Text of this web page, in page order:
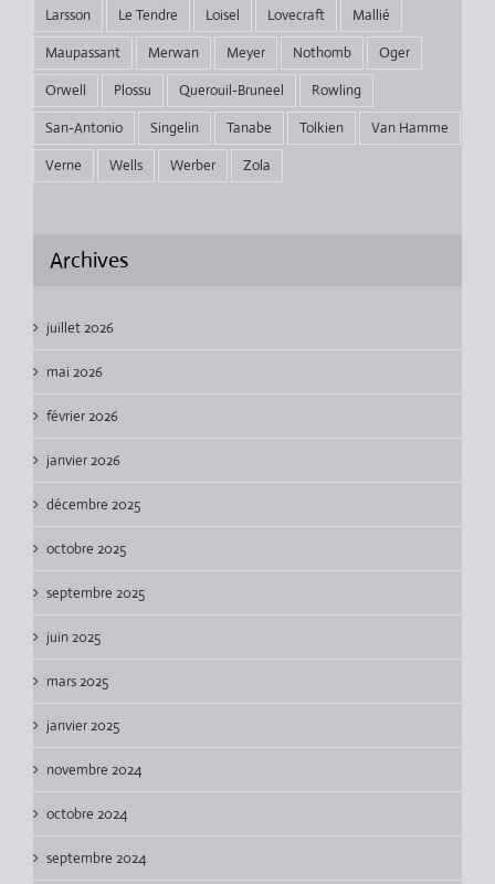
Larsson
Le Tendre Loisel Lovecraft
Mallié
Maupassant
Merwan Meyer Nothomb
Oger
Orwell
Plossu Querouil-Bruneel
Rowling
San-Antonio
Singelin Tanabe Tolkien
Van Hamme
Verne
Wells Werber Zola
Archives
juillet 2026
mai 2026
février 2026
janvier 2026
décembre 2025
octobre 2025
septembre 2025
juin 2025
mars 2025
janvier 2025
novembre 2024
octobre 2024
septembre 2024